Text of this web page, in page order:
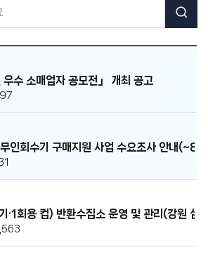
우수 소매업자 공모전」 개최 공고
인회수기 구매지원 사업 수요조사 안내
·1회용 컵) 반환수집소 운영 및 관리(강원 삼